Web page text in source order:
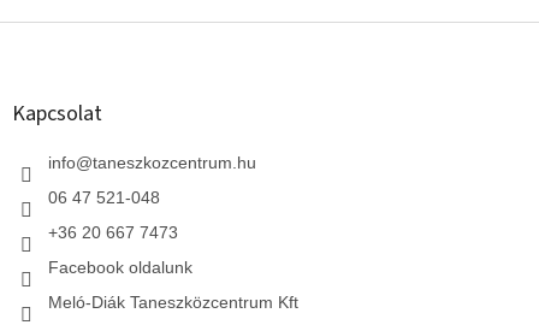
L
Kapcsolat
info@taneszkozcentrum.hu
06 47 521-048
+36 20 667 7473
Facebook oldalunk
Meló-Diák Taneszközcentrum Kft